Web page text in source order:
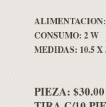
ALIMENTACION:
CONSUMO: 2 W
MEDIDAS: 10.5 X
PIEZA: $30.00